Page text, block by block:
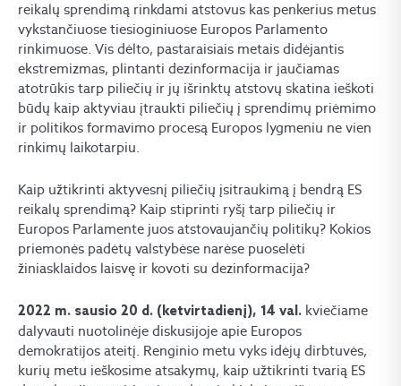
reikalų sprendimą rinkdami atstovus kas penkerius metus
vykstančiuose tiesioginiuose Europos Parlamento
rinkimuose. Vis dėlto, pastaraisiais metais didėjantis
ekstremizmas, plintanti dezinformacija ir jaučiamas
atotrūkis tarp piliečių ir jų išrinktų atstovų skatina ieškoti
būdų kaip aktyviau įtraukti piliečių į sprendimų priėmimo
ir politikos formavimo procesą Europos lygmeniu ne vien
rinkimų laikotarpiu.
Kaip užtikrinti aktyvesnį piliečių įsitraukimą į bendrą ES
reikalų sprendimą? Kaip stiprinti ryšį tarp piliečių ir
Europos Parlamente juos atstovaujančių politikų? Kokios
priemonės padėtų valstybėse narėse puoselėti
žiniasklaidos laisvę ir kovoti su dezinformacija?
2022 m. sausio 20 d. (ketvirtadienį), 14 val. kviečiame
dalyvauti nuotolinėje diskusijoje apie Europos
demokratijos ateitį. Renginio metu vyks idėjų dirbtuvės,
kurių metu ieškosime atsakymų, kaip užtikrinti tvarią ES